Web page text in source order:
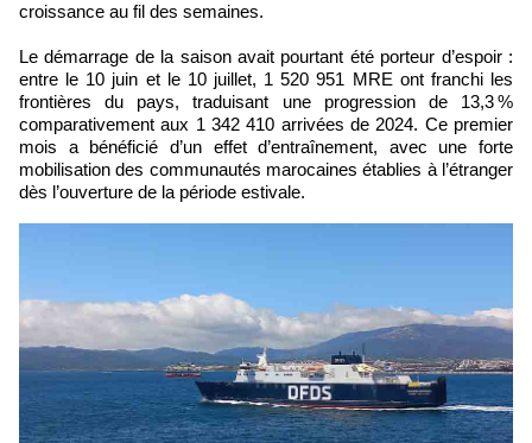
croissance au fil des semaines.
Le démarrage de la saison avait pourtant été porteur d’espoir :
entre le 10 juin et le 10 juillet, 1 520 951 MRE ont franchi les
frontières du pays, traduisant une progression de 13,3 %
comparativement aux 1 342 410 arrivées de 2024. Ce premier
mois a bénéficié d’un effet d’entraînement, avec une forte
mobilisation des communautés marocaines établies à l’étranger
dès l’ouverture de la période estivale.